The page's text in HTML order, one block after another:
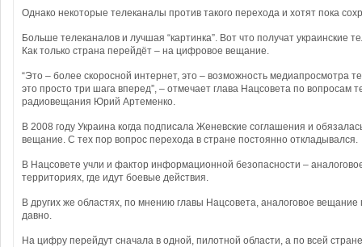
Однако некоторые телеканалы против такого перехода и хотят пока
Больше телеканалов и лучшая “картинка”. Вот что получат украинские
Как только страна перейдёт – на цифровое вещание.
“Это – более скоросной интернет, это – возможность медиапросмотра
это просто три шага вперед”, – отмечает глава Нацсовета по вопросам
радиовещания Юрий Артеменко.
В 2008 году Украина когда подписала Женевские соглашения и
вещание. С тех пор вопрос перехода в стране постоянно откладывался.
В Нацсовете учли и фактор информационной безопасности –
территориях, где идут боевые действия.
В других же областях, по мнению главы Нацсовета, аналоговое
давно.
На цифру перейдут сначала в одной, пилотной области, а по всей